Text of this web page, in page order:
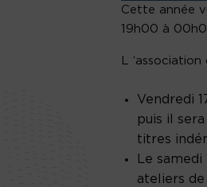
Cette année
19h00 à
L
Vendredi
puis il
titres
Le
ateliers de